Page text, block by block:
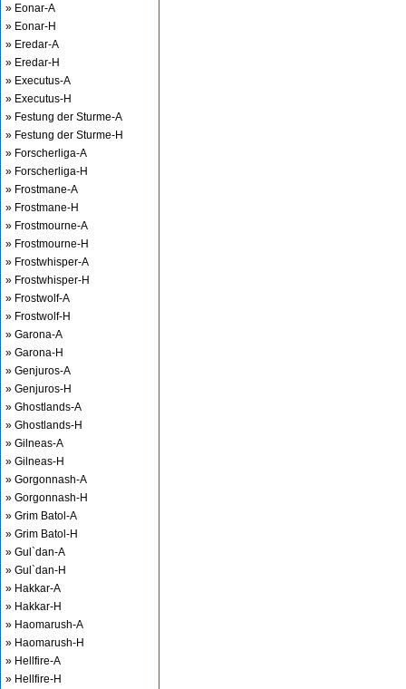
» Eonar-A
» Eonar-H
» Eredar-A
» Eredar-H
» Executus-A
» Executus-H
» Festung der Sturme-A
» Festung der Sturme-H
» Forscherliga-A
» Forscherliga-H
» Frostmane-A
» Frostmane-H
» Frostmourne-A
» Frostmourne-H
» Frostwhisper-A
» Frostwhisper-H
» Frostwolf-A
» Frostwolf-H
» Garona-A
» Garona-H
» Genjuros-A
» Genjuros-H
» Ghostlands-A
» Ghostlands-H
» Gilneas-A
» Gilneas-H
» Gorgonnash-A
» Gorgonnash-H
» Grim Batol-A
» Grim Batol-H
» Gul`dan-A
» Gul`dan-H
» Hakkar-A
» Hakkar-H
» Haomarush-A
» Haomarush-H
» Hellfire-A
» Hellfire-H